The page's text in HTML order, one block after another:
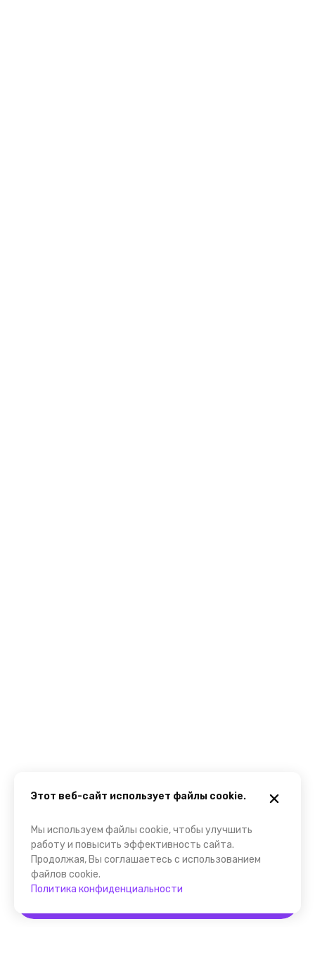
Этот веб-сайт использует файлы cookie.
Мы используем файлы cookie, чтобы улучшить
работу и повысить эффективность сайта.
Продолжая, Вы соглашаетесь с использованием
файлов cookie.
Политика конфиденциальности